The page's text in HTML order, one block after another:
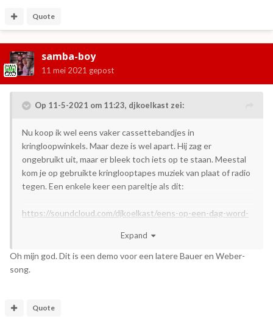
Quote
samba-boy
11 mei 2021 gepost
Op 11-5-2021 om 11:23, djkoelkast zei:
Nu koop ik wel eens vaker cassettebandjes in
kringloopwinkels. Maar deze is wel apart. Hij zag er
ongebruikt uit, maar er bleek toch iets op te staan. Meestal
kom je op gebruikte kringlooptapes muziek van plaat of radio
tegen. Een enkele keer een pareltje als dit:
https://soundcloud.com/djkoelkast/eens-op-een-dag-word-
Expand
Oh mijn god. Dit is een demo voor een latere Bauer en Weber-
song.
Quote